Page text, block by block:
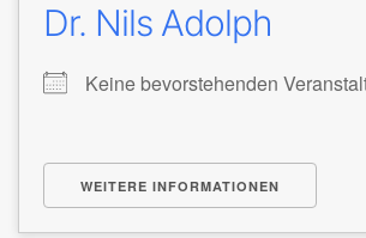
Dr. Nils Adolph
Keine bevorstehenden
WEITERE INFORMATIONEN